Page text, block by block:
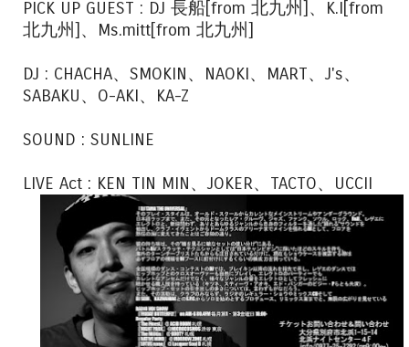
PICK UP GUEST : DJ 長船[from 北九州]、K.I[from
北九州]、Ms.mitt[from 北九州]
DJ : CHACHA、SMOKIN、NAOKI、MART、J's、
SABAKU、O-AKI、KA-Z
SOUND : SUNLINE
LIVE Act : KEN TIN MIN、JOKER、TACTO、UCCII